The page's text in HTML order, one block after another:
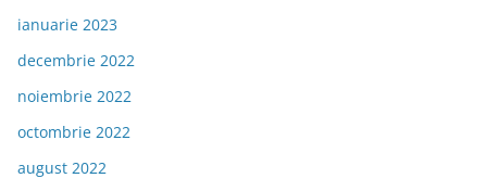
ianuarie 2023
decembrie 2022
noiembrie 2022
octombrie 2022
august 2022